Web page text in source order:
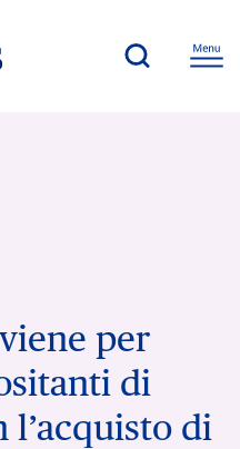
per
di
l’acquisto di